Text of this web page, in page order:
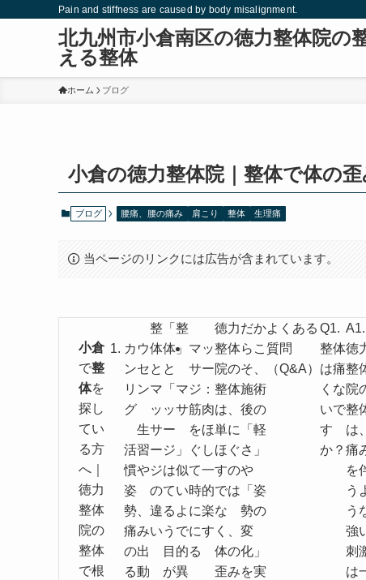
Pain and stiffness are caused by body misalignment.
北九州市小倉南区の徳力整体院の
える整体
ホーム ブログ
小倉の徳力整体院｜整体で体の
ブログ 腰痛、腰の痛み 肩こり 整体 生理痛
当ページのリンクには広告が含まれています。
小倉
で整
体を
探し
てい
る方
へ｜
徳力
整体
院の
整体
で根
カウ
ンセ
リン
グ
生
活習
慣や
姿
勢、
痛み
の出
る動
整
体
と
マ
ッ
サ
ー
ジ
の
違
い
「整
体」
と
「マ
ッサ
ー
ジ」
は似
てい
るよ
うで
目的
が異
マッ
サー
ジ：
筋肉
をほ
ぐし
て一
時的
に楽
にす
る
徳力
整体
院の
整体
は、
単に
ほぐ
すの
では
な
く、
体の
歪み
だか
らこ
そ、
施術
後の
「軽
さ」
や
「姿
勢の
変
化」
を実
よくある
質問
（Q&A）
Q1.
整体
は痛
くな
いで
す
か？
A1.
徳
整
院
整
は、
痛
を
う
う
強
刺
は